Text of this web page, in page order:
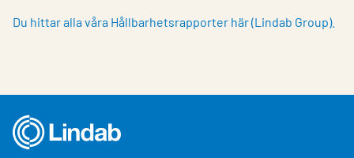
Du hittar alla våra Hållbarhetsrapporter här (Lindab Group).